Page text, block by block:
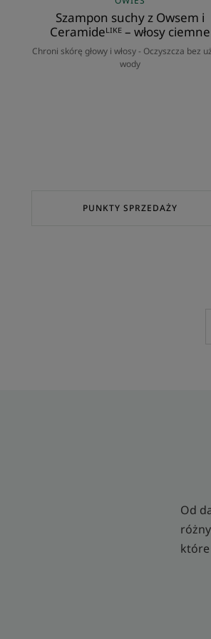
Szampon suchy z Owsem i
Ceramideᴸᴵᴷᴱ – włosy ciemne
Chroni skórę głowy i włosy - Oczyszcza bez
wody
PUNKTY SPRZEDAŻY
Od